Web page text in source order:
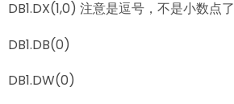
DB1.DX(1,0) 注意是逗号，不是小数点了
DB1.DB(0)
DB1.DW(0)